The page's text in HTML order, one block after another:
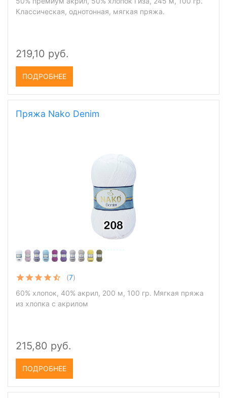
Классическая, однотонная, мягкая пряжа.
219,10 руб.
ПОДРОБНЕЕ
Пряжа Nako Denim
(7)
60% хлопок, 40% акрил, 200 м, 100 гр. Мягкая пряжа
из хлопка с акрилом
215,80 руб.
ПОДРОБНЕЕ